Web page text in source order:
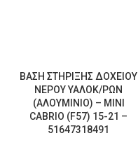
ΒΑΣΗ ΣΤΗΡΙΞΗΣ ΔΟΧΕΙΟΥ
ΝΕΡΟΥ ΥΑΛΟΚ/ΡΩΝ
(ΑΛΟΥΜΙΝΙΟ) – MINI
CABRIO (F57) 15-21 –
51647318491